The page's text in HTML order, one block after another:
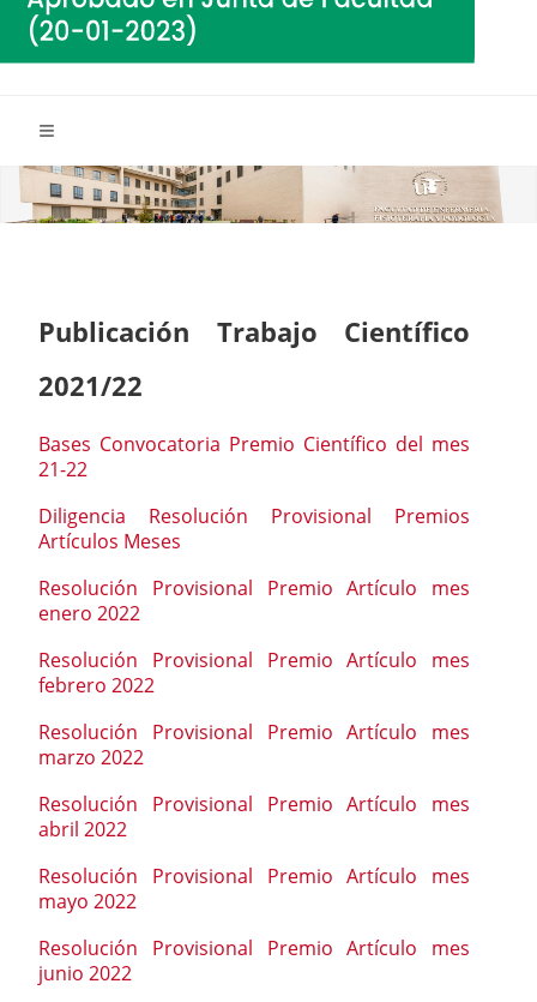
Publicación Trabajo Científico
2021/22
Bases Convocatoria Premio Científico del mes
21-22
Diligencia Resolución Provisional Premios
Artículos Meses
Resolución Provisional Premio Artículo mes
enero 2022
Resolución Provisional Premio Artículo mes
febrero 2022
Resolución Provisional Premio Artículo mes
marzo 2022
Resolución Provisional Premio Artículo mes
abril 2022
Resolución Provisional Premio Artículo mes
mayo 2022
Resolución Provisional Premio Artículo mes
junio 2022